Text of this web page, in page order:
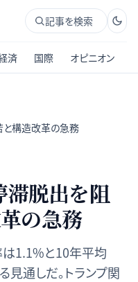
記事を検索
済 国際 オピニオン
と構造改革の急務
脱出を阻
の急務
1.1%と10年平均
見通しだ。トランプ関